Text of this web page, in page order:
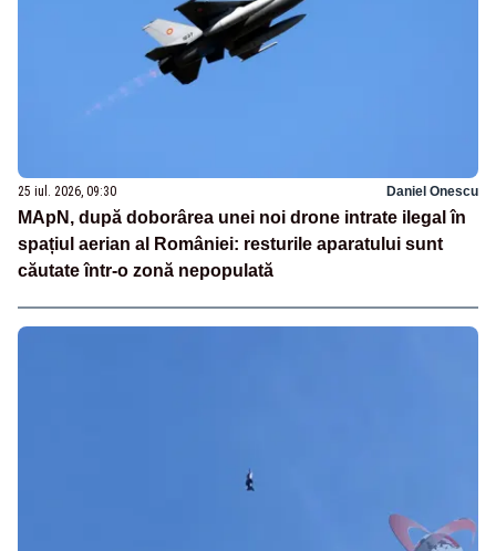
25 iul. 2026, 09:30 Daniel Onescu
MApN, după doborârea unei noi drone intrate ilegal în
spațiul aerian al României: resturile aparatului sunt
căutate într-o zonă nepopulată